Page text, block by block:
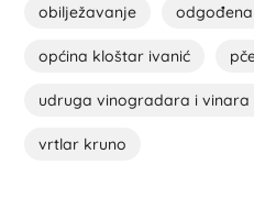
obilježavanje
općina kloštar ivanić
udruga vinogradara i vinara
vrtlar kruno